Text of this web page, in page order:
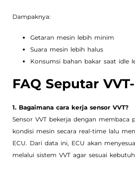
Dampaknya:
Getaran mesin lebih minim
Suara mesin lebih halus
Konsumsi bahan bakar saat idle
FAQ Seputar
1. Bagaimana cara kerja sensor VVT?
Sensor VVT bekerja dengan membaca
kondisi mesin secara real-time lalu
ECU. Dari data ini, ECU akan
melalui sistem VVT agar sesuai